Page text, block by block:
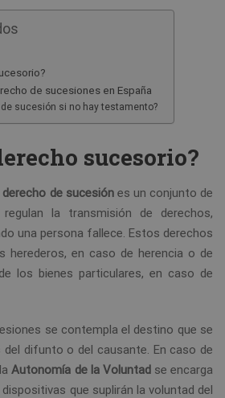
de sucesiones en España
sucesión si no hay testamento?
sucesorio?
derecho de sucesiónes un conjunto de
la transmisión de derechos,
una persona fallece. Estos derechos
herederos, en caso de herencia o de
los bienes particulares, en caso de
se contempla el destino que se
del difunto o del causante. En caso de
Autonomía de la Voluntad se encarga
que suplirán la voluntad del